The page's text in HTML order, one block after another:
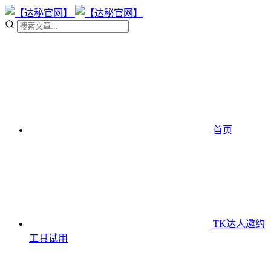
首页
TK达人邀约
工具试用